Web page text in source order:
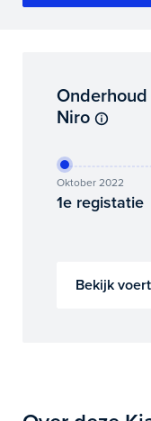
Niro
Oktober 2022
1e registatie
Bekijk